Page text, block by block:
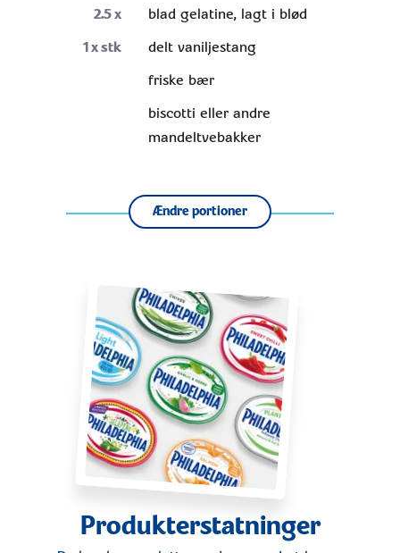
2.5x
blad gelatine, lagt i blød
1x stk
delt vaniljestang
friske bær
biscotti eller andre
mandeltvebakker
Ændre portioner
Produkterstatninger